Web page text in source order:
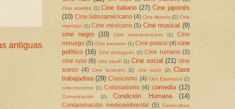
antiguas
Cine israelita (1) Cine italiano (27) Cine japonés
(10) Cine latinoamericano (4) Cine libanés (2) Cine
marroquí (1) Cine mexicano (5) Cine musical (9)
cine negro (10) Cine norteamericano (2)
Cine
noruego (5) Cine peruano (1) Cine polaco (4) cine
político (16) Cine portugués (2) Cine rumano (3)
cine ruso (6) cine saudí (1) Cine social (21) cine
sueco
(4) Cine tunecino (2) cine turco (2) Clase
trabajadora (29) Clasicismo (4) Clint Eastwood (2)
coleccionismo (1) Colonialismo (4) comedia (12)
Comunicación (2) Condición Humana (14)
Contaminación medioambiental (5) Contrcultura